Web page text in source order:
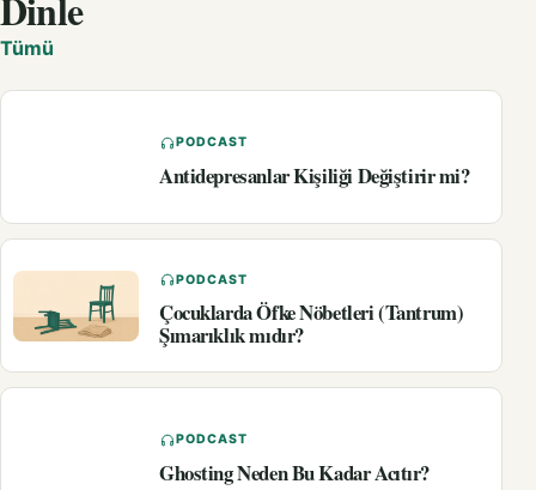
Tümü
PODCAST
Antidepresanlar Kişiliği Değiştirir mi?
PODCAST
Çocuklarda Öfke Nöbetleri (Tantrum)
Şımarıklık mıdır?
PODCAST
Ghosting Neden Bu Kadar Acıtır?